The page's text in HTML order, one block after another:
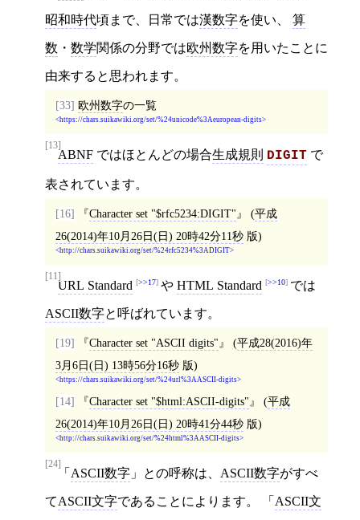
昭和時代頃まで、日常では漢数字を使い、 算
数 ・ 数学関係の分野では欧州数字を用いたことに
由来すると思われます。
[33] 欧州数字の一覧
https://chars.suikawiki.org/set/%24unicode%3Aeuropean-digits
[13]
ABNF ではほとんどの場合生成規則 DIGIT で
表されています。
[16] Character set "$rfc5234:DIGIT" (平成
26(2014)年10月26日(日) 20時42分11秒版)
http://chars.suikawiki.org/set/%24rfc5234%3ADIGIT
[11]
URL Standard >>17 や HTML Standard >>10 では
ASCII数字と呼ばれています。
[19] Character set "ASCII digits" (平成28(2016)年
3月6日(日) 13時56分16秒版)
https://chars.suikawiki.org/set/%24url%3AASCII-digits
[14] Character set "$html:ASCII-digits" (平成
26(2014)年10月26日(日) 20時41分44秒版)
http://chars.suikawiki.org/set/%24html%3AASCII-digits
[24]
「 ASCII数字 」との呼称は、 ASCII数字がすべ
てASCII文字であることによります。 「 ASCII文